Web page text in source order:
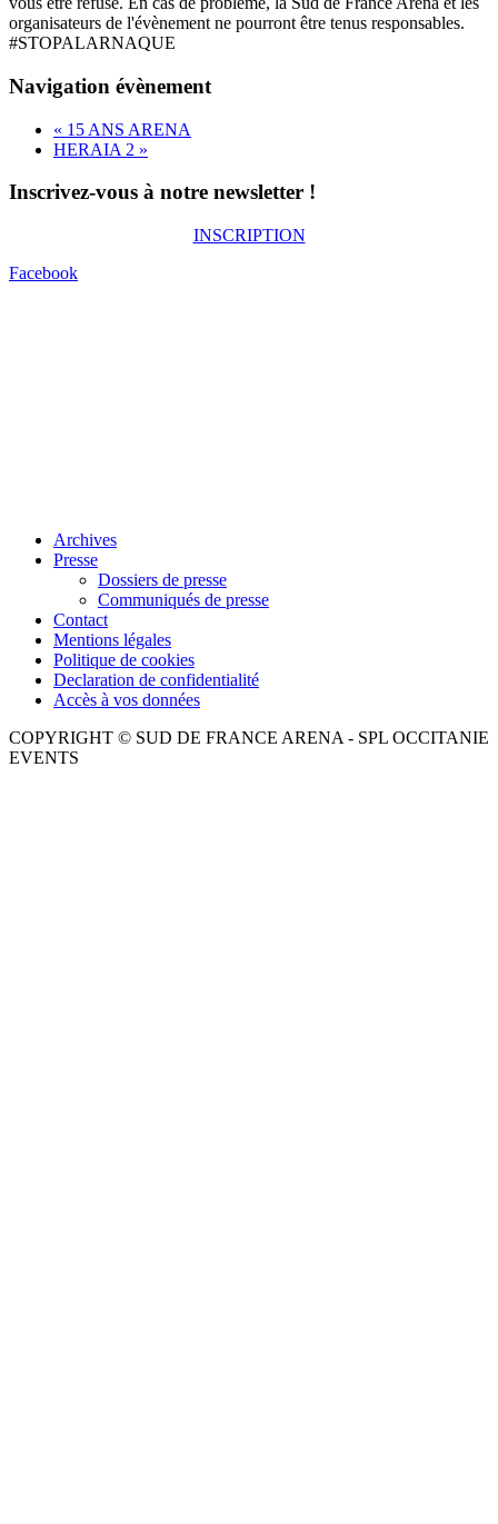
organisateurs de l'évènement ne pourront être tenus responsables.
#STOPALARNAQUE
Navigation évènement
« 15 ANS ARENA
HERAIA 2 »
Inscrivez-vous à notre newsletter !
INSCRIPTION
Facebook
Archives
Presse
Dossiers de presse
Communiqués de presse
Contact
Mentions légales
Politique de cookies
Declaration de confidentialité
Accès à vos données
COPYRIGHT © SUD DE FRANCE ARENA - SPL OCCITANIE
EVENTS